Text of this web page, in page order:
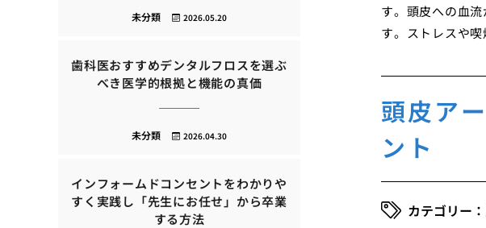
す。頭皮への血
す。ストレスや
頭皮ア
ント
2026.05.20
未分類
歯科医おすすめデンタルフロスを選ぶ
べき医学的根拠と機能の真価
2026.04.30
未分類
インフォームドコンセントをわかりや
すく実践し「先生にお任せ」から卒業
する方法